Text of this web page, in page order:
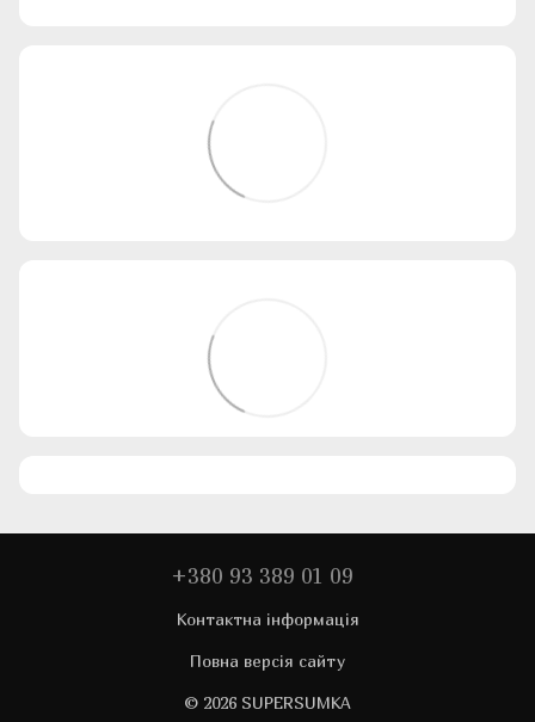
+380 93 389 01 09
Контактна інформація
Повна версія сайту
© 2026 SUPERSUMKA